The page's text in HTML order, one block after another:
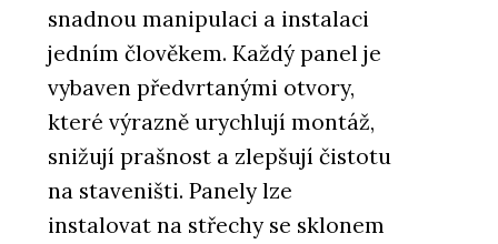
snadnou manipulaci a instalaci
jedním člověkem. Každý panel je
vybaven předvrtanými otvory,
které výrazně urychlují montáž,
snižují prašnost a zlepšují čistotu
na staveništi. Panely lze
instalovat na střechy se sklonem